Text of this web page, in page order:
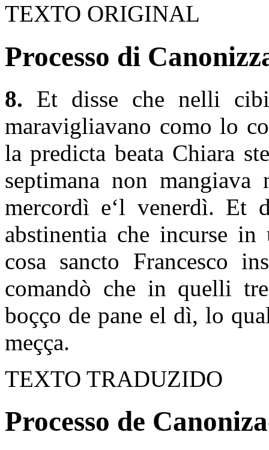
TEXTO ORIGINAL
Processo di
8. Et disse che nelli
maravigliavano como lo
la predicta beata Chiara
septimana non
mercordì e‘l venerdì. Et
abstinentia che incurse
cosa sancto Francesco
comandò che in quelli
boçço de pane el dì, lo
meçça.
TEXTO TRADUZIDO
Processo de